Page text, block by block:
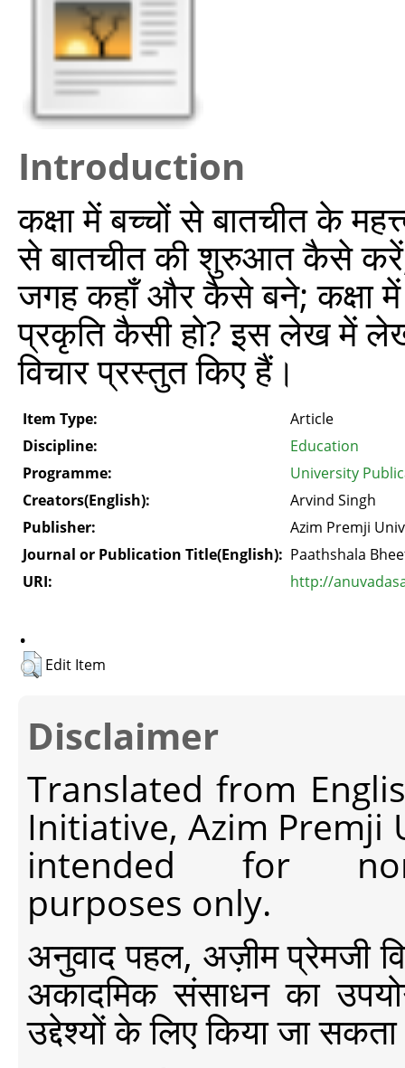
Introduction
कक्षा में बच्चों से बातचीत के
से बातचीत की शुरुआत कैसे करें;
जगह कहाँ और कैसे बने; कक्षा
प्रकृति कैसी हो? इस लेख में
विचार प्रस्तुत किए हैं।
Item Type:
Article
Discipline:
Education
Programme:
University
Creators(English):
Arvind Singh
Publisher:
Azim Premji
Journal or Publication Title(English): Paathshala
URI:
http://
.
Edit Item
Disclaimer
Translated from
Initiative, Azim Premji
intended for non-
purposes only.
अनुवाद पहल, अज़ीम प्रेमजी
अकादमिक संसाधन का
उद्देश्यों के लिए किया जा